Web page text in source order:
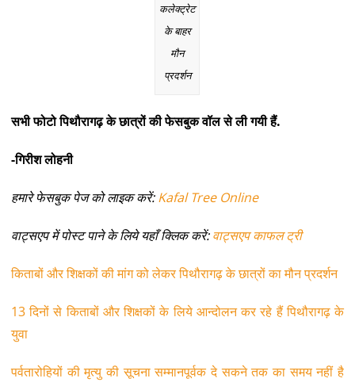
कलेक्ट्रेट
के बाहर
मौन
प्रदर्शन
सभी फोटो पिथौरागढ़ के छात्रों की फेसबुक वॉल से ली गयी हैं.
-गिरीश लोहनी
हमारे फेसबुक पेज को लाइक करें:Kafal Tree Online
वाट्सएप में पोस्ट पाने के लिये यहाँ क्लिक करें:वाट्सएप काफल ट्री
किताबों और शिक्षकों की मांग को लेकर पिथौरागढ़ के छात्रों का मौन प्रदर्शन
13 दिनों से किताबों और शिक्षकों के लिये आन्दोलन कर रहे हैं पिथौरागढ़ के
युवा
पर्वतारोहियों की मृत्यु की सूचना सम्मानपूर्वक दे सकने तक का समय नहीं है